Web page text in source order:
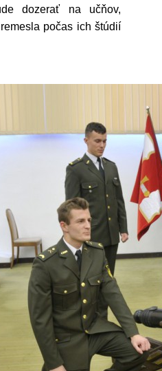
dozerať na učňov,
počas ich štúdií